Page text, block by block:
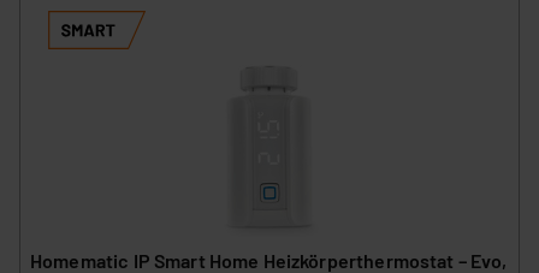
Homematic IP Smart Home Heizkörperthermostat – Evo,